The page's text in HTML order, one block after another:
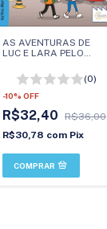
AS AVENTURAS DE
LUC E LARA PELO
PROFISSÕES: VISITA A
UMA EMPRESA
(0)
-10% OFF
R$32,40
R$36,00
R$30,78 com Pix